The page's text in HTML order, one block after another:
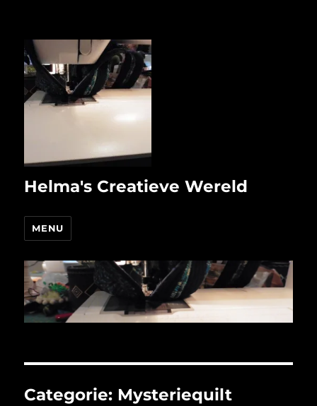
Helma's Creatieve Wereld
MENU
Categorie: Mysteriequilt